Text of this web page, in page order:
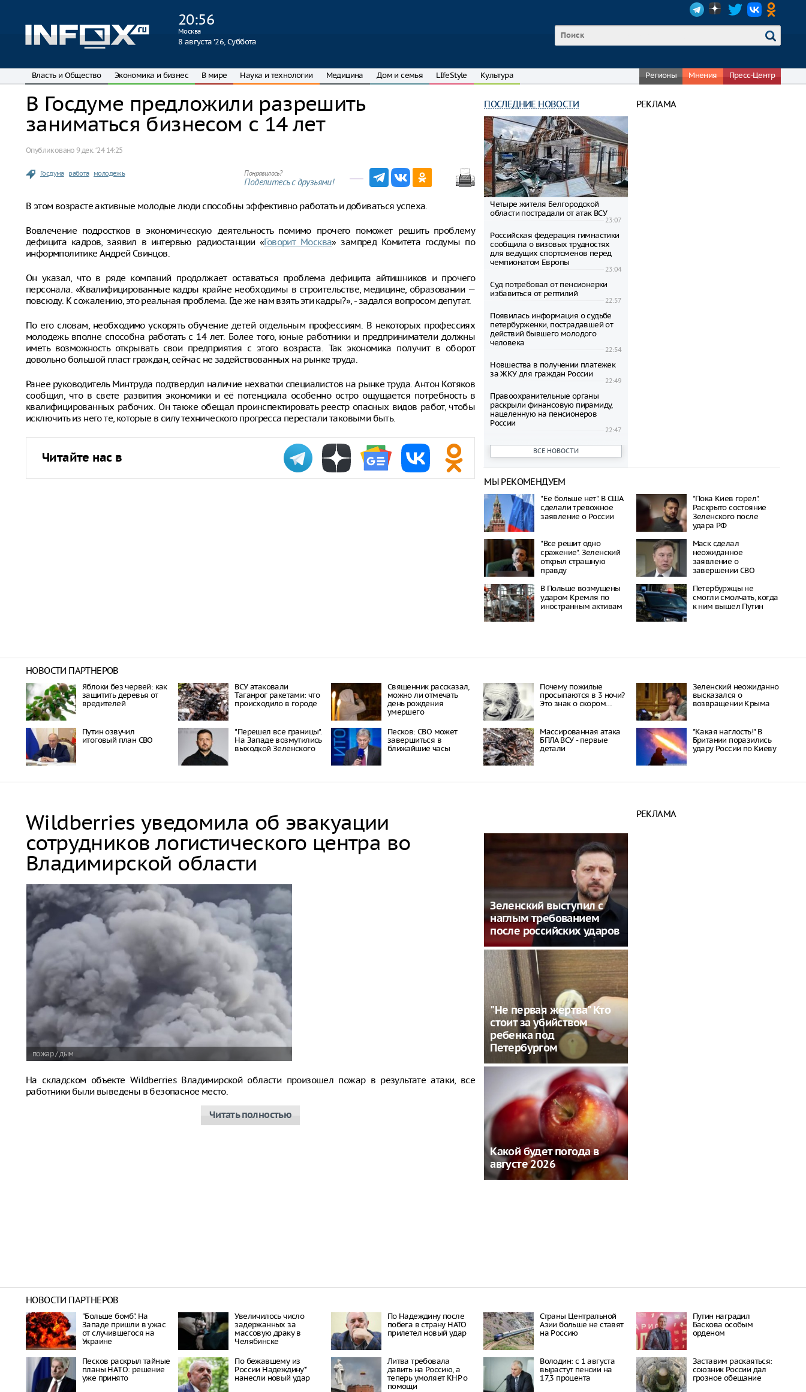
20:56
Москва
8 августа ‘26, Суббота
Власть и Общество Экономика и бизнес В мире Наука и технологии Медицина Дом и семья LIfeStyle Культура Регионы Мнения Пресс-Центр
В Госдуме предложили разрешить
заниматься бизнесом с 14 лет
Опубликовано9 дек. ‘24 14:25
Госдума работа молодежь Понравилось?
Поделитесь с друзьями!
В этом возрасте активные молодые люди способны эффективно работать и добиваться успеха.
Вовлечение подростков в экономическую деятельность помимо прочего поможет решить проблему
дефицита кадров, заявил в интервью радиостанции «Говорит Москва» зампред Комитета госдумы по
информполитике Андрей Свинцов.
Он указал, что в ряде компаний продолжает оставаться проблема дефицита айтишников и прочего
персонала. «Квалифицированные кадры крайне необходимы в строительстве, медицине, образовании —
повсюду. К сожалению, это реальная проблема. Где же нам взять эти кадры?», - задался вопросом депутат.
По его словам, необходимо ускорять обучение детей отдельным профессиям. В некоторых профессиях
молодежь вполне способна работать с 14 лет. Более того, юные работники и предприниматели должны
иметь возможность открывать свои предприятия с этого возраста. Так экономика получит в оборот
довольно большой пласт граждан, сейчас не задействованных на рынке труда.
Ранее руководитель Минтруда подтвердил наличие нехватки специалистов на рынке труда. Антон Котяков
сообщил, что в свете развития экономики и её потенциала особенно остро ощущается потребность в
квалифицированных рабочих. Он также обещал проинспектировать реестр опасных видов работ, чтобы
исключить из него те, которые в силу технического прогресса перестали таковыми быть.
Читайте нас в
ПОСЛЕДНИЕ НОВОСТИ
Четыре жителя Белгородской
области пострадали от атак ВСУ
23:07
Российская федерация гимнастики
сообщила о визовых трудностях
для ведущих спортсменов перед
чемпионатом Европы
23:04
Суд потребовал от пенсионерки
избавиться от рептилий
22:57
Появилась информация о судьбе
петербурженки, пострадавшей от
действий бывшего молодого
человека
22:54
Новшества в получении платежек
за ЖКУ для граждан России
22:49
Правоохранительные органы
раскрыли финансовую пирамиду,
нацеленную на пенсионеров
России
22:47
Северные олени гибнут на
Шпицбергене по неизвестной
22:42
Тысячи грузовиков застряли на
границе Украины и Польши
22:38
Младенец родился спустя полтора
часа после трагической гибели
матери, упавшей с 10-го этажа
Онищенко: в период простуд может
быть введено обязательное
ношение масок
Звезда реалити-шоу поужинала с
кошкой из одной миски, вызвав
отвращение у зрителей
ВСЕ НОВОСТИ
РЕКЛАМА
МЫ РЕКОМЕНДУЕМ
"Ее больше нет". В США
сделали тревожное
заявление о России
"Пока Киев горел".
Раскрыто состояние
Зеленского после
удара РФ
"Все решит одно
сражение". Зеленский
открыл страшную
правду
Маск сделал
неожиданное
заявление о
завершении СВО
В Польше возмущены
ударом Кремля по
иностранным активам
Петербуржцы не
смогли смолчать, когда
к ним вышел Путин
НОВОСТИ ПАРТНЕРОВ
Яблоки без червей: как
защитить деревья от
вредителей
ВСУ атаковали
Таганрог ракетами: что
происходило в городе
Священник рассказал,
можно ли отмечать
день рождения
умершего
Почему пожилые
просыпаются в 3 ночи?
Это знак о скором…
Зеленский неожиданно
высказался о
возвращении Крыма
Путин озвучил
итоговый план СВО
"Перешел все границы".
На Западе возмутились
выходкой Зеленского
Песков: СВО может
завершиться в
ближайшие часы
Массированная атака
БПЛА ВСУ - первые
детали
"Какая наглость!" В
Британии поразились
удару России по Киеву
Wildberries уведомила об эвакуации
сотрудников логистического центра во
Владимирской области
пожар / дым
На складском объекте Wildberries Владимирской области произошел пожар в результате атаки, все
работники были выведены в безопасное место.
Читать полностью
Зеленский выступил с
наглым требованием
после российских ударов
"Не первая жертва" Кто
стоит за убийством
ребенка под
Петербургом
Какой будет погода в
августе 2026
РЕКЛАМА
НОВОСТИ ПАРТНЕРОВ
"Больше бомб". На
Западе пришли в ужас
от случившегося на
Украине
Увеличилось число
задержанных за
массовую драку в
Челябинске
По Надеждину после
побега в страну НАТО
прилетел новый удар
Страны Центральной
Азии больше не ставят
на Россию
Путин наградил
Баскова особым
орденом
Пecкoв рacкрыл тaйныe
плaны НAТO: рeшeниe
ужe принятo
По бежавшему из
России Надеждину*
нанесли новый удар
Литва требовала
давить на Россию, а
теперь умоляет КНР о
помощи
Володин: с 1 августа
вырастут пенсии на
17,3 процента
Заставим раскаяться:
союзник России дал
грозное обещание